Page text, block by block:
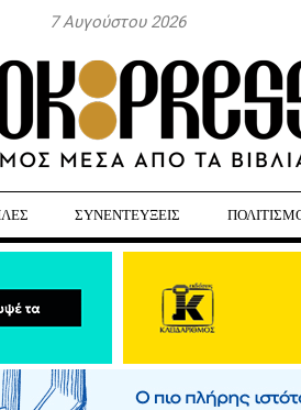
7 Αυγούστου 2026
ΣΥΝΕΝΤΕΥΞΕΙΣ